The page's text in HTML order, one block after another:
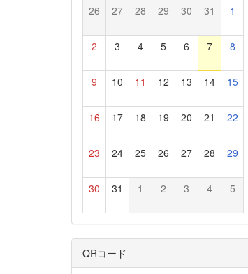
26 27 28 29 30 31 1
2 3 4 5 6 7 8
9 10 11 12 13 14 15
16 17 18 19 20 21 22
23 24 25 26 27 28 29
30 31 1 2 3 4 5
QRコード